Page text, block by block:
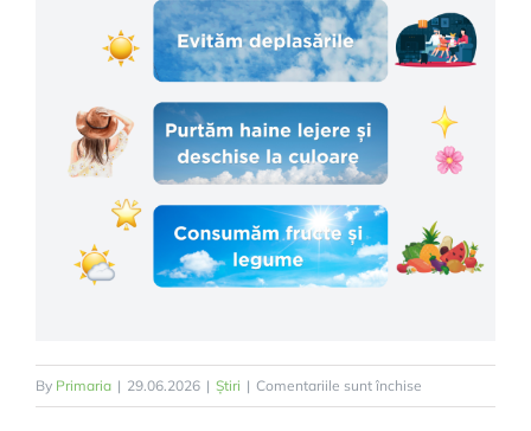
By Primaria | 29.06.2026 | Știri | Comentariile sunt închise
Cum